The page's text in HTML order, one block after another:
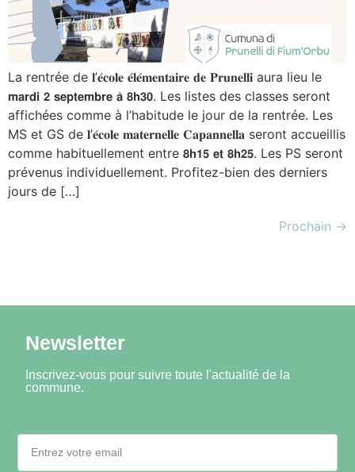
La rentrée de 𝐥’𝐞́𝐜𝐨𝐥𝐞 𝐞́𝐥𝐞́𝐦𝐞𝐧𝐭𝐚𝐢𝐫𝐞 𝐝𝐞 𝐏𝐫𝐮𝐧𝐞𝐥𝐥𝐢 aura lieu le
𝗺𝗮𝗿𝗱𝗶 𝟮 𝘀𝗲𝗽𝘁𝗲𝗺𝗯𝗿𝗲 𝗮̀ 𝟴𝗵𝟯𝟬. Les listes des classes seront
affichées comme à l’habitude le jour de la rentrée. Les
MS et GS de 𝐥’𝐞́𝐜𝐨𝐥𝐞 𝐦𝐚𝐭𝐞𝐫𝐧𝐞𝐥𝐥𝐞 𝐂𝐚𝐩𝐚𝐧𝐧𝐞𝐥𝐥𝐚 seront accueillis
comme habituellement entre 𝟴𝗵𝟭𝟱 𝗲𝘁 𝟴𝗵𝟮𝟱. Les PS seront
prévenus individuellement. Profitez-bien des derniers
jours de […]
Prochain →
Newsletter
Inscrivez-vous pour suivre toute l'actualité de la
commune.